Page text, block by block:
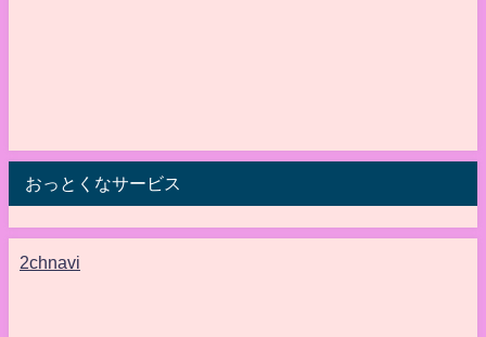
おっとくなサービス
2chnavi